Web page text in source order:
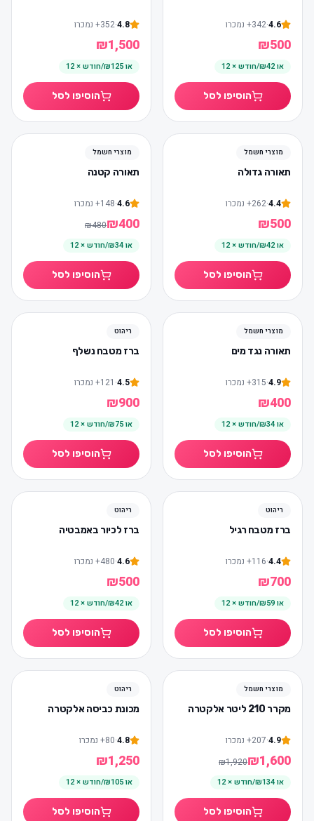
4.6
·
342
+ נמכרו
₪500
או₪42/חודש × 12
הוסיפו לסל
4.8
·
352
+ נמכרו
₪1,500
או₪125/חודש × 12
הוסיפו לסל
מוצרי חשמל
תאורה גדולה
4.4
·
262
+ נמכרו
₪500
או₪42/חודש × 12
הוסיפו לסל
מוצרי חשמל
תאורה קטנה
4.6
·
148
+ נמכרו
₪400
₪480
או₪34/חודש × 12
הוסיפו לסל
מוצרי חשמל
תאורה נגד מים
4.9
·
315
+ נמכרו
₪400
או₪34/חודש × 12
הוסיפו לסל
ריהוט
ברז מטבח נשלף
4.5
·
121
+ נמכרו
₪900
או₪75/חודש × 12
הוסיפו לסל
ריהוט
ברז מטבח רגיל
4.4
·
116
+ נמכרו
₪700
או₪59/חודש × 12
הוסיפו לסל
ריהוט
ברז לכיור באמבטיה
4.6
·
480
+ נמכרו
₪500
או₪42/חודש × 12
הוסיפו לסל
מוצרי חשמל
מקרר 210 ליטר אלקטרה
4.9
·
207
+ נמכרו
₪1,600
₪1,920
או₪134/חודש × 12
הוסיפו לסל
ריהוט
מכונת כביסה אלקטרה
4.8
·
80
+ נמכרו
₪1,250
או₪105/חודש × 12
הוסיפו לסל